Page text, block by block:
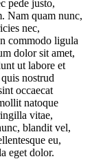
pede justo,
Nam quam nunc,
nec,
commodo ligula
dolor sit amet,
ut labore et
nostrud
occaecat
natoque
vitae,
blandit vel,
eu,
eget dolor.